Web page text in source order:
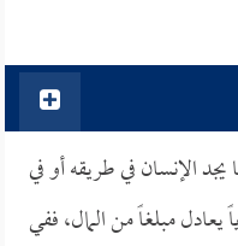
الإنسان في طريقه أو في
يعادل مبلغاً من المال، ففي